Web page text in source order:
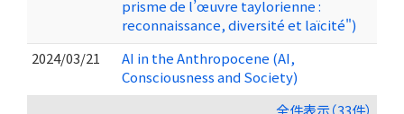
prisme de l’œuvre taylorienne :
reconnaissance, diversité et laïcité")
2024/03/21
AI in the Anthropocene (AI,
Consciousness and Society)
全件表示（33件）